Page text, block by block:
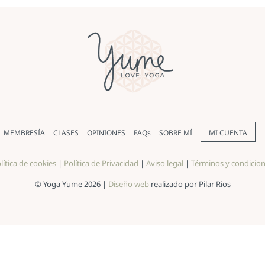
MEMBRESÍA CLASES OPINIONES FAQs SOBRE MÍ MI CUENTA
de cookies | Política de Privacidad | Aviso legal | Términos y
© Yoga Yume 2026 | Diseño webrealizado por Pilar Rios